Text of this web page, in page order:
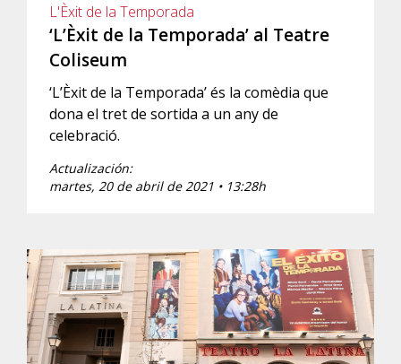
L'Èxit de la Temporada
‘L’Èxit de la Temporada’ al Teatre
Coliseum
‘L’Èxit de la Temporada’ és la comèdia que
dona el tret de sortida a un any de
celebració.
Actualización:
martes, 20 de abril de 2021 • 13:28h